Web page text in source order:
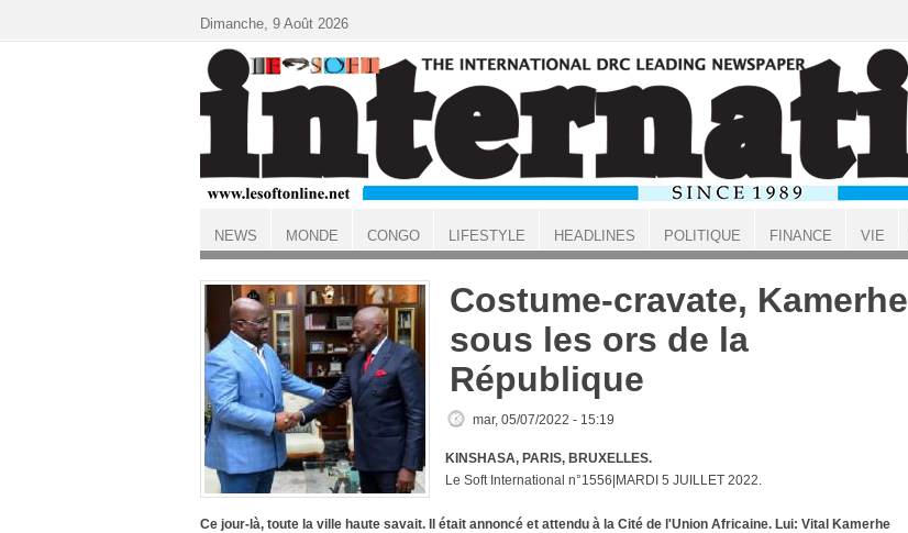
ACCUEIL
Costume-cravate, Kamerhe
sous les ors de la
République
mar, 05/07/2022 - 15:19
KINSHASA, PARIS, BRUXELLES.
Le Soft International n°1556|MARDI 5 JUILLET 2022.
Ce jour-là, toute la ville haute savait. Il était annoncé et attendu à la Cité de l'Union Africaine. Lui: Vital Kamerhe
Dimanche, 9 Août 2026
NEWS MONDE CONGO LIFESTYLE HEADLINES POLITIQUE FINANCE VIE